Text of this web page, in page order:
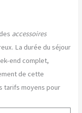
accessoires
La durée du séjour
end complet,
de cette
tarifs moyens pour